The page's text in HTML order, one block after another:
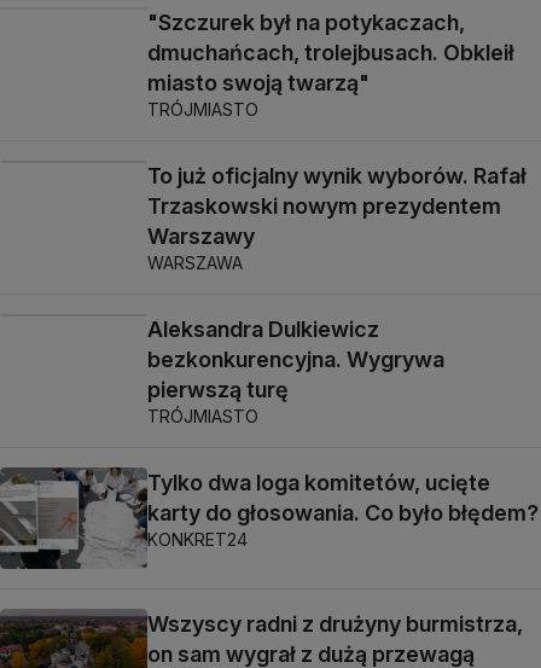
"Szczurek był na potykaczach,
dmuchańcach, trolejbusach. Obkleił
miasto swoją twarzą"
TRÓJMIASTO
To już oficjalny wynik wyborów. Rafał
Trzaskowski nowym prezydentem
Warszawy
WARSZAWA
Aleksandra Dulkiewicz
bezkonkurencyjna. Wygrywa
pierwszą turę
TRÓJMIASTO
Tylko dwa loga komitetów, ucięte
karty do głosowania. Co było błędem?
KONKRET24
Wszyscy radni z drużyny burmistrza,
on sam wygrał z dużą przewagą